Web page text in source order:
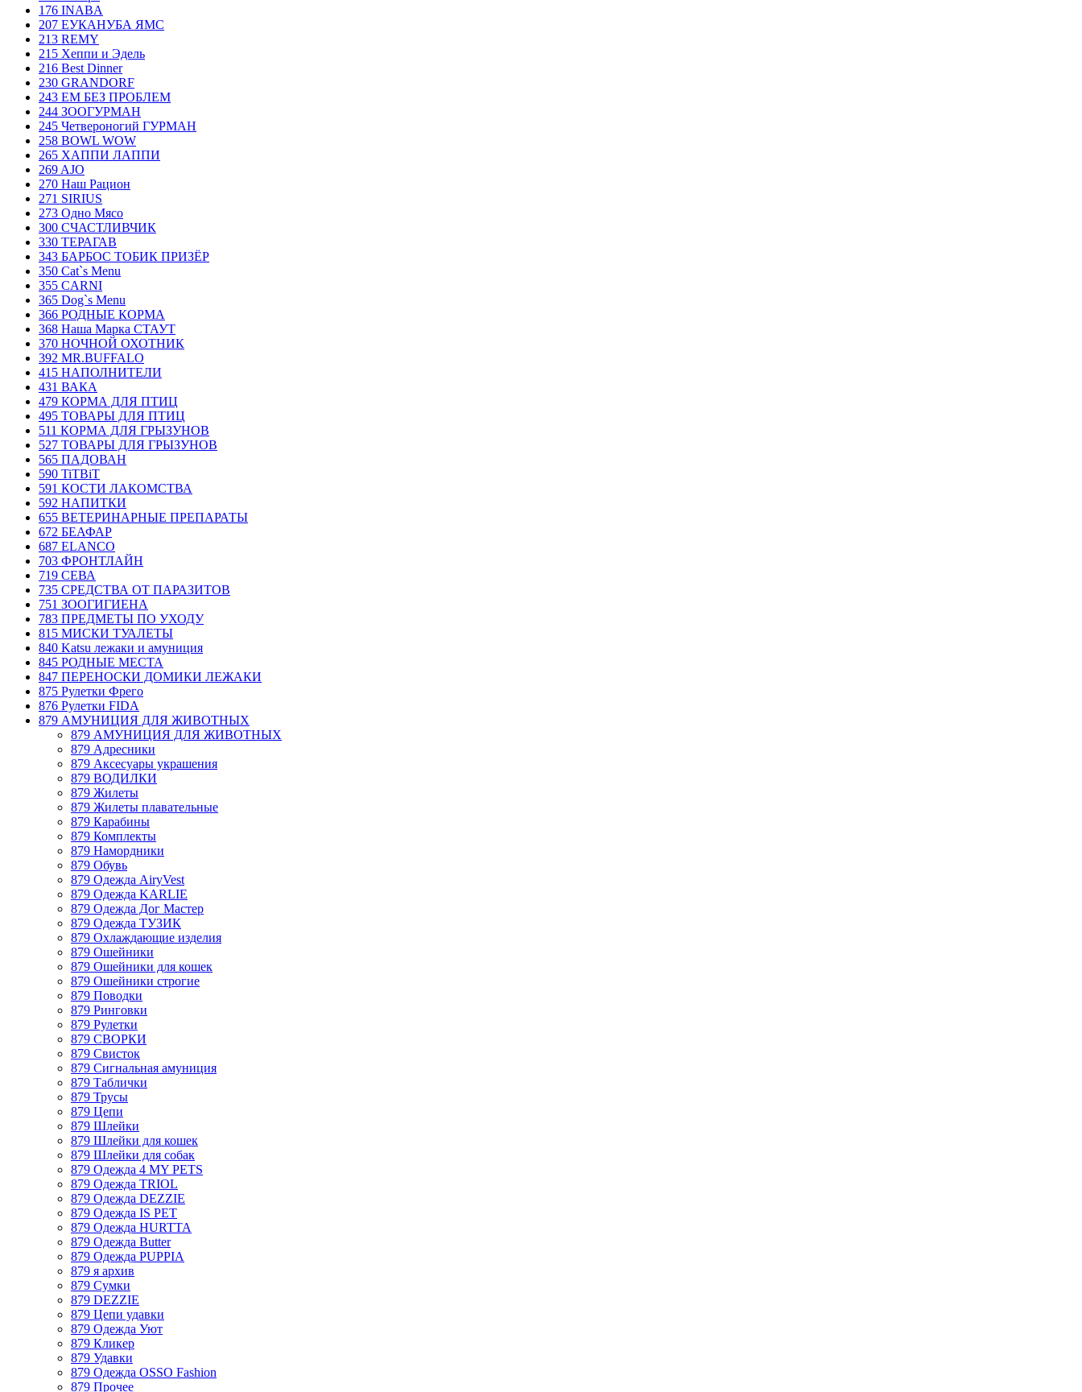
176 INABA
207 ЕУКАНУБА ЯМС
213 REMY
215 Хеппи и Эдель
216 Best Dinner
230 GRANDORF
243 ЕМ БЕЗ ПРОБЛЕМ
244 ЗООГУРМАН
245 Четвероногий ГУРМАН
258 BOWL WOW
265 ХАППИ ЛАППИ
269 AJO
270 Наш Рацион
271 SIRIUS
273 Одно Мясо
300 СЧАСТЛИВЧИК
330 ТЕРАГАВ
343 БАРБОС ТОБИК ПРИЗЁР
350 Cat`s Menu
355 CARNI
365 Dog`s Menu
366 РОДНЫЕ КОРМА
368 Наша Марка СТАУТ
370 НОЧНОЙ ОХОТНИК
392 MR.BUFFALO
415 НАПОЛНИТЕЛИ
431 ВАКА
479 КОРМА ДЛЯ ПТИЦ
495 ТОВАРЫ ДЛЯ ПТИЦ
511 КОРМА ДЛЯ ГРЫЗУНОВ
527 ТОВАРЫ ДЛЯ ГРЫЗУНОВ
565 ПАДОВАН
590 TiTBiT
591 КОСТИ ЛАКОМСТВА
592 НАПИТКИ
655 ВЕТЕРИНАРНЫЕ ПРЕПАРАТЫ
672 БЕАФАР
687 ELANCO
703 ФРОНТЛАЙН
719 СЕВА
735 СРЕДСТВА ОТ ПАРАЗИТОВ
751 ЗООГИГИЕНА
783 ПРЕДМЕТЫ ПО УХОДУ
815 МИСКИ ТУАЛЕТЫ
840 Katsu лежаки и амуниция
845 РОДНЫЕ МЕСТА
847 ПЕРЕНОСКИ ДОМИКИ ЛЕЖАКИ
875 Рулетки Фрего
876 Рулетки FIDA
879 АМУНИЦИЯ ДЛЯ ЖИВОТНЫХ
879 АМУНИЦИЯ ДЛЯ ЖИВОТНЫХ
879 Адресники
879 Аксесуары украшения
879 ВОДИЛКИ
879 Жилеты
879 Жилеты плавательные
879 Карабины
879 Комплекты
879 Намордники
879 Обувь
879 Одежда AiryVest
879 Одежда KARLIE
879 Одежда Дог Мастер
879 Одежда ТУЗИК
879 Охлаждающие изделия
879 Ошейники
879 Ошейники для кошек
879 Ошейники строгие
879 Поводки
879 Ринговки
879 Рулетки
879 СВОРКИ
879 Свисток
879 Сигнальная амуниция
879 Таблички
879 Трусы
879 Цепи
879 Шлейки
879 Шлейки для кошек
879 Шлейки для собак
879 Одежда 4 MY PETS
879 Одежда TRIOL
879 Одежда DEZZIE
879 Одежда IS PET
879 Одежда HURTTA
879 Одежда Butter
879 Одежда PUPPIA
879 я архив
879 Сумки
879 DEZZIE
879 Цепи удавки
879 Одежда Уют
879 Кликер
879 Удавки
879 Одежда OSSO Fashion
879 Прочее